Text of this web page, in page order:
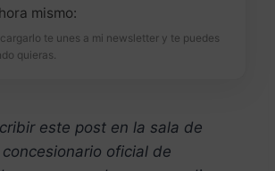
mismo:
te unes a mi newsletter y te puedes
quieras.
este post en la sala de
oficial de